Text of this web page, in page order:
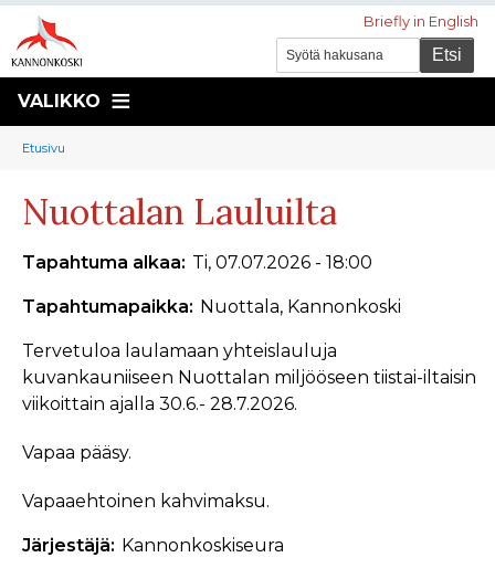
Briefly in English
VALIKKO
Murupolku
You
here:
Etusivu
Nuottalan Lauluilta
Tapahtuma alkaa Ti, 07.07.2026 - 18:00
Tapahtumapaikka Nuottala, Kannonkoski
Tervetuloa laulamaan yhteislauluja
kuvankauniiseen Nuottalan miljööseen tiistai-iltaisin
viikoittain ajalla 30.6.- 28.7.2026.
Vapaa pääsy.
Vapaaehtoinen kahvimaksu.
Järjestäjä Kannonkoskiseura